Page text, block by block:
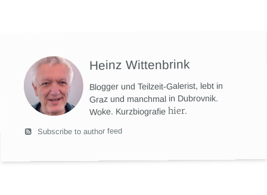
Heinz Wittenbrink
Blogger und Teilzeit-Galerist, lebt in
Graz und manchmal in Dubrovnik.
Woke. Kurzbiografiehier.
Subscribe to author feed